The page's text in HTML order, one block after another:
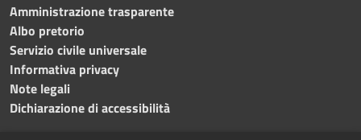
Amministrazione trasparente
Albo pretorio
Servizio civile universale
Informativa privacy
Note legali
Dichiarazione di accessibilità